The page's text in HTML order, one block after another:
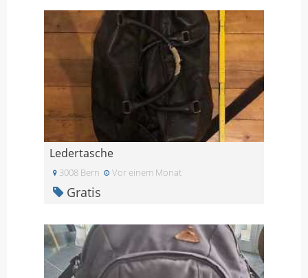
Ledertasche
3008 Bern Vor einem Monat
Gratis